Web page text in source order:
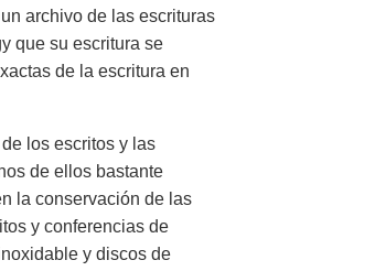
archivo de las escrituras
que su escritura se
de la escritura en
los escritos y las
de ellos bastante
la conservación de las
y conferencias de
y discos de